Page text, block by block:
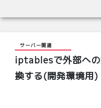
サーバー関連
iptablesで外部への
換する(開発環境用)